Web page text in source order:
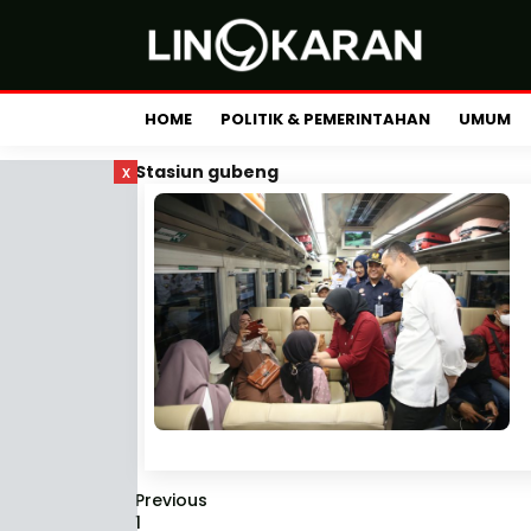
HOME POLITIK & PEMERINTAHAN UMUM
x Stasiun gubeng
Previous
1